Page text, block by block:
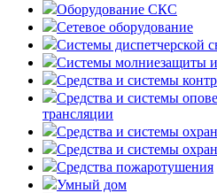
Оборудование СКС
Сетевое оборудование
Системы диспетчерской
Системы молниезащиты и
Средства и системы
Средства и системы
трансляции
Средства и системы
Средства и системы
Средства пожаротушения
Умный дом